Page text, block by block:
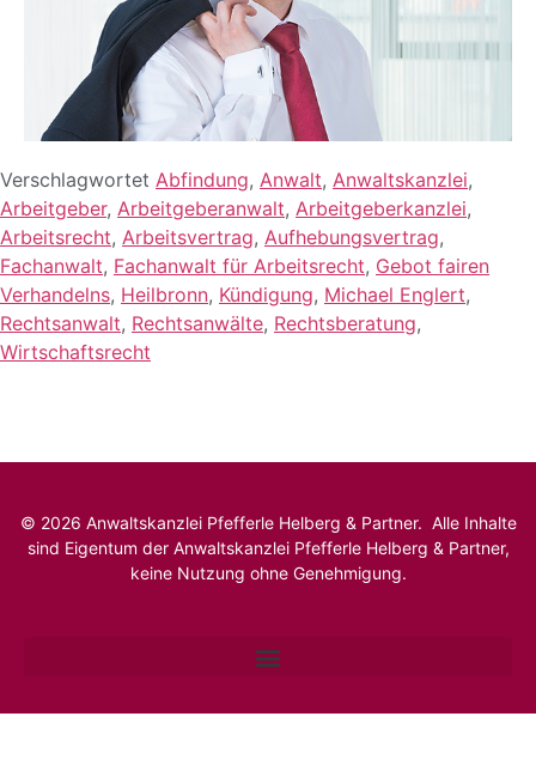
Verschlagwortet Abfindung, Anwalt, Anwaltskanzlei,
Arbeitgeber, Arbeitgeberanwalt, Arbeitgeberkanzlei,
Arbeitsrecht, Arbeitsvertrag, Aufhebungsvertrag,
Fachanwalt, Fachanwalt für Arbeitsrecht, Gebot fairen
Verhandelns, Heilbronn, Kündigung, Michael Englert,
Rechtsanwalt, Rechtsanwälte, Rechtsberatung,
Wirtschaftsrecht
© 2026 Anwaltskanzlei Pfefferle Helberg & Partner. Alle Inhalte
sind Eigentum der Anwaltskanzlei Pfefferle Helberg & Partner,
keine Nutzung ohne Genehmigung.